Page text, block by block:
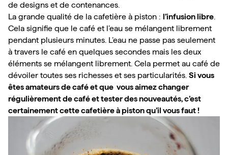
de designs et de contenances.
La grande qualité de la cafetière à piston : l’infusion libre.
Cela signifie que le café et l’eau se mélangent librement
pendant plusieurs minutes. L’eau ne passe pas seulement
à travers le café en quelques secondes mais les deux
éléments se mélangent librement. Cela permet au café de
dévoiler toutes ses richesses et ses particularités. Si vous
êtes amateurs de café et que  vous aimez changer
régulièrement de café et tester des nouveautés, c’est
certainement cette cafetière à piston qu’il vous faut !